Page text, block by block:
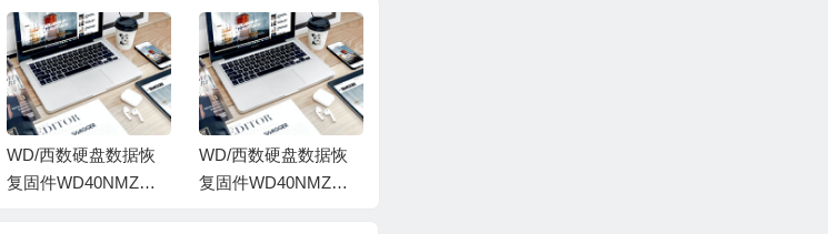
00020066
WD/西数硬盘数据恢
复固件WD40NMZW-1
WD/西数硬盘数据恢
复固件WD40NMZW-5